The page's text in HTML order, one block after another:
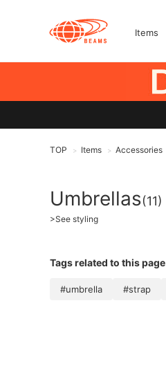
Items
TOP > Items > Accessories
Umbrellas(11)
>See styling
Tags related to this page
#umbrella #strap